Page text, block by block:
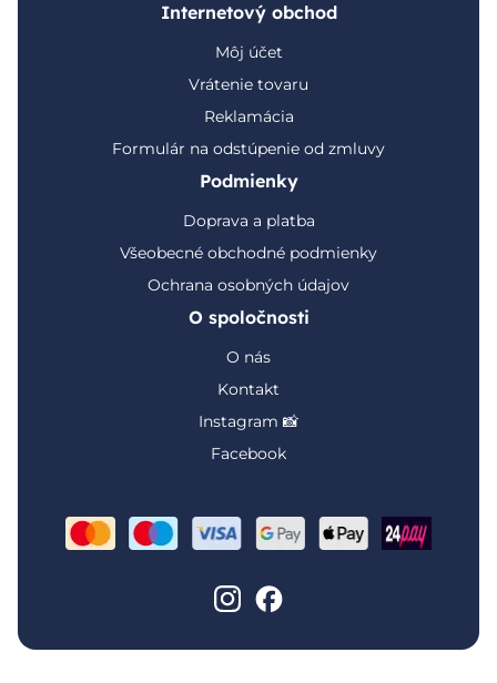
Internetový obchod
Môj účet
Vrátenie tovaru
Reklamácia
Formulár na odstúpenie od zmluvy
Podmienky
Doprava a platba
Všeobecné obchodné podmienky
Ochrana osobných údajov
O spoločnosti
O nás
Kontakt
Instagram 📸
Facebook